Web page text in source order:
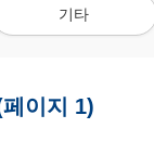
기타
이지 1)